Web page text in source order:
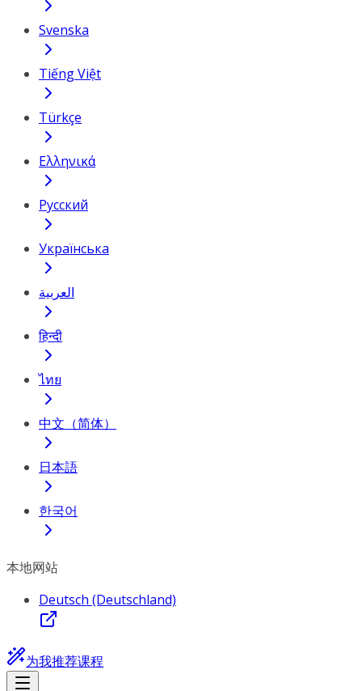
Svenska
Tiếng Việt
Türkçe
Ελληνικά
Русский
Українська
العربية
हिन्दी
ไทย
中文（简体）
日本語
한국어
本地网站
Deutsch (Deutschland)
为我推荐课程